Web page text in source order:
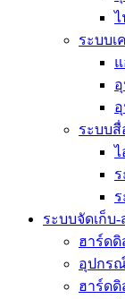
ไ
ระบบเ
ระบบ
ระบบจัดเก็บ
ฮาร์ดดิ
อุปกร
ฮาร์ด